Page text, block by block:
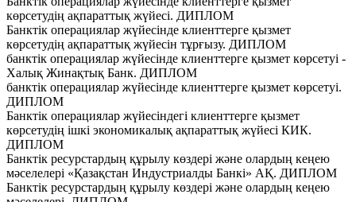
көрсетудің ақпараттық жүйесі. ДИПЛОМ
Банктік операциялар жүйесінде клиенттерге қызмет
көрсетудің ақпараттық жүйесін тұрғызу. ДИПЛОМ
банктік операциялар жүйесінде клиенттерге қызмет көрсетуі -
Халық Жинақтық Банк. ДИПЛОМ
банктік операциялар жүйесінде клиенттерге қызмет көрсетуі.
ДИПЛОМ
Банктік операциялар жүйесіндегі клиенттерге қызмет
көрсетудің ішкі экономикалық ақпараттық жүйесі КИК.
ДИПЛОМ
Банктік ресурстардың құрылу көздері және олардың кеңею
мәселелері «Қазақстан Индустриалды Банкі» АҚ. ДИПЛОМ
Банктік ресурстардың құрылу көздері және олардың кеңею